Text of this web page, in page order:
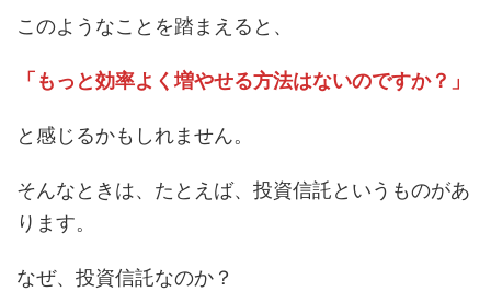
このようなことを踏まえると、
「もっと効率よく増やせる方法はないのですか？」
と感じるかもしれません。
そんなときは、たとえば、投資信託というものがあ
ります。
なぜ、投資信託なのか？